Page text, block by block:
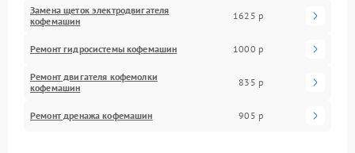
Замена щеток электродвигателя
кофемашин
1625 р
Ремонт гидросистемы кофемашин 1000 р
Ремонт двигателя кофемолки
кофемашин
835 р
Ремонт дренажа кофемашин 905 р